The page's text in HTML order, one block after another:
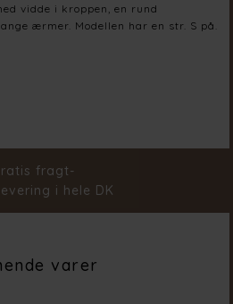
vidde i kroppen, en rund
ærmer. Modellen har en str. S på.
fragt-
i hele DK
varer